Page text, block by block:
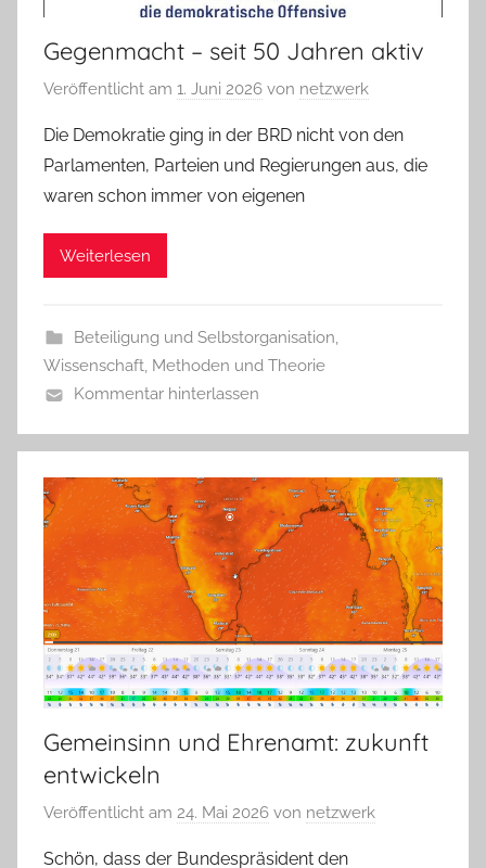
Gegenmacht – seit 50 Jahren aktiv
Veröffentlicht am 1. Juni 2026 von netzwerk
Die Demokratie ging in der BRD nicht von den
Parlamenten, Parteien und Regierungen aus, die
waren schon immer von eigenen
Weiterlesen
Beteiligung und Selbstorganisation,
Wissenschaft, Methoden und Theorie
Kommentar hinterlassen
Gemeinsinn und Ehrenamt: zukunft
entwickeln
Veröffentlicht am 24. Mai 2026 von netzwerk
Schön, dass der Bundespräsident den